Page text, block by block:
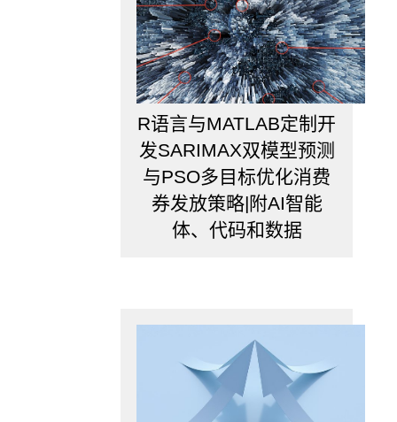
R语言与MATLAB定制开
发SARIMAX双模型预测
与PSO多目标优化消费
券发放策略|附AI智能
体、代码和数据